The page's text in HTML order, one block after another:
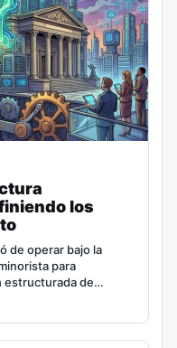
los
de operar bajo la
para
estructurada de…